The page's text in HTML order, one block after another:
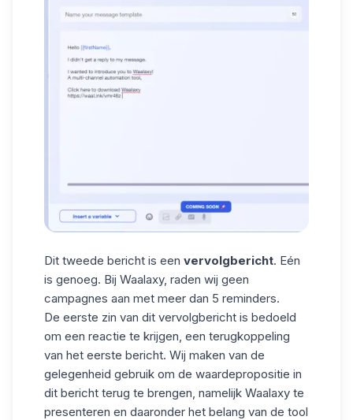
Dit tweede bericht is een vervolgbericht. Eén
is genoeg. Bij Waalaxy, raden wij geen
campagnes aan met meer dan 5 reminders.
De eerste zin van dit vervolgbericht is bedoeld
om een reactie te krijgen, een terugkoppeling
van het eerste bericht. Wij maken van de
gelegenheid gebruik om de waardepropositie in
dit bericht terug te brengen, namelijk Waalaxy te
presenteren en daaronder het belang van de tool